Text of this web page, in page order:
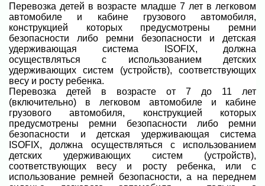
Перевозка детей в возрасте младше 7 лет в легковом
автомобиле и кабине грузового автомобиля,
конструкцией которых предусмотрены ремни
безопасности либо ремни безопасности и детская
удерживающая система ISOFIX, должна
осуществляться с использованием детских
удерживающих систем (устройств), соответствующих
весу и росту ребенка.
Перевозка детей в возрасте от 7 до 11 лет
(включительно) в легковом автомобиле и кабине
грузового автомобиля, конструкцией которых
предусмотрены ремни безопасности либо ремни
безопасности и детская удерживающая система
ISOFIX, должна осуществляться с использованием
детских удерживающих систем (устройств),
соответствующих весу и росту ребенка, или с
использование ремней безопасности, а на переднем